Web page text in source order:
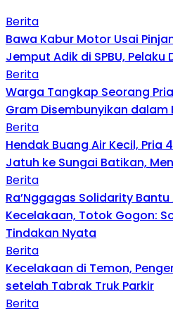
Berita
Bawa Kabur Motor Usai
Jemput Adik di SPBU,
Berita
Warga Tangkap Seorang
Gram Disembunyikan dalam
Berita
Hendak Buang Air Kecil, Pria
Jatuh ke Sungai Batikan,
Berita
Ra’Nggagas Solidarity
Kecelakaan, Totok Gogon:
Tindakan Nyata
Berita
Kecelakaan di Temon,
setelah Tabrak Truk Parkir
Berita